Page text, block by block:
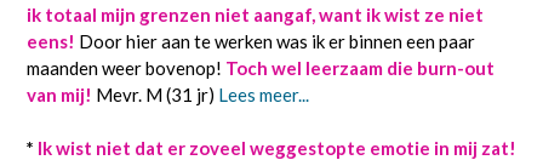
ik totaal mijn grenzen niet aangaf, want ik wist ze niet
eens! Door hier aan te werken was ik er binnen een paar
maanden weer bovenop! Toch wel leerzaam die burn-out
van mij! Mevr. M (31 jr) Lees meer...
* Ik wist niet dat er zoveel weggestopte emotie in mij zat!